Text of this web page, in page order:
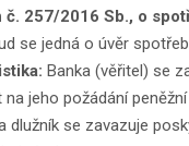
č. 257/2016 Sb., o
se jedná o úvěr
Banka (věřitel) se
jeho požádání
dlužník se zavazuje